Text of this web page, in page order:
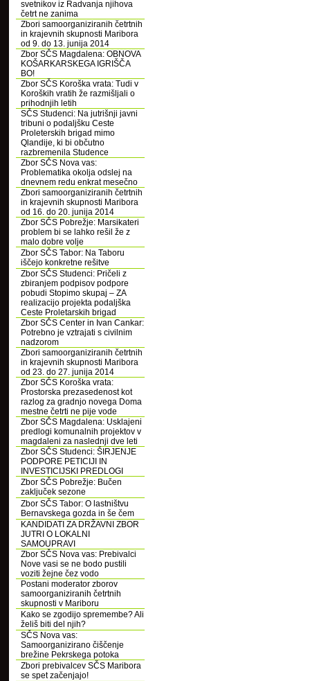
svetnikov iz Radvanja njihova
četrt ne zanima
Zbori samoorganiziranih četrtnih
in krajevnih skupnosti Maribora
od 9. do 13. junija 2014
Zbor SČS Magdalena: OBNOVA
KOŠARKARSKEGA IGRIŠČA
BO!
Zbor SČS Koroška vrata: Tudi v
Koroških vratih že razmišljali o
prihodnjih letih
SČS Studenci: Na jutrišnji javni
tribuni o podaljšku Ceste
Proleterskih brigad mimo
Qlandije, ki bi občutno
razbremenila Studence
Zbor SČS Nova vas:
Problematika okolja odslej na
dnevnem redu enkrat mesečno
Zbori samoorganiziranih četrtnih
in krajevnih skupnosti Maribora
od 16. do 20. junija 2014
Zbor SČS Pobrežje: Marsikateri
problem bi se lahko rešil že z
malo dobre volje
Zbor SČS Tabor: Na Taboru
iščejo konkretne rešitve
Zbor SČS Studenci: Pričeli z
zbiranjem podpisov podpore
pobudi Stopimo skupaj – ZA
realizacijo projekta podaljška
Ceste Proletarskih brigad
Zbor SČS Center in Ivan Cankar:
Potrebno je vztrajati s civilnim
nadzorom
Zbori samoorganiziranih četrtnih
in krajevnih skupnosti Maribora
od 23. do 27. junija 2014
Zbor SČS Koroška vrata:
Prostorska prezasedenost kot
razlog za gradnjo novega Doma
mestne četrti ne pije vode
Zbor SČS Magdalena: Usklajeni
predlogi komunalnih projektov v
magdaleni za naslednji dve leti
Zbor SČS Studenci: ŠIRJENJE
PODPORE PETICIJI IN
INVESTICIJSKI PREDLOGI
Zbor SČS Pobrežje: Bučen
zaključek sezone
Zbor SČS Tabor: O lastništvu
Bernavskega gozda in še čem
KANDIDATI ZA DRŽAVNI ZBOR
JUTRI O LOKALNI
SAMOUPRAVI
Zbor SČS Nova vas: Prebivalci
Nove vasi se ne bodo pustili
voziti žejne čez vodo
Postani moderator zborov
samoorganiziranih četrtnih
skupnosti v Mariboru
Kako se zgodijo spremembe? Ali
želiš biti del njih?
SČS Nova vas:
Samoorganizirano čiščenje
brežine Pekrskega potoka
Zbori prebivalcev SČS Maribora
se spet začenjajo!